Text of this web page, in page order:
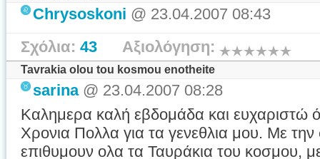
Chrysoskoni @ 23.04.2007 08:43
Σχόλια: 43 Αξιολόγηση:
Tavrakia olou tou kosmou enotheite
sarina@ 23.04.2007 08:28
Καλημερα καλή εβδομάδα και ευχαριστώ
Χρονια Πολλα για τα γενεθλια μου. Με την
επιθυμουν ολα τα Ταυράκια του κοσμου,